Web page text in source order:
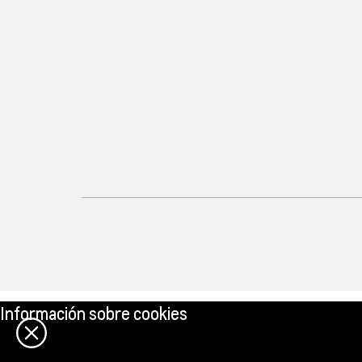
Información sobre cookies